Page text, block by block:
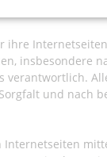
ihre
insbesondere
verantwortlich.
und nach
Internetseiten